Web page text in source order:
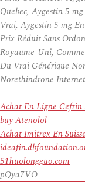
Quebec, Aygestin 5
Vrai, Aygestin 5 mg
Prix Réduit Sans
Royaume-Uni,
Du Vrai Générique
Norethindrone Internet
Achat En Ligne Ceftin
buy Atenolol
Achat Imitrex En
51huolongguo.com
pQya7VO